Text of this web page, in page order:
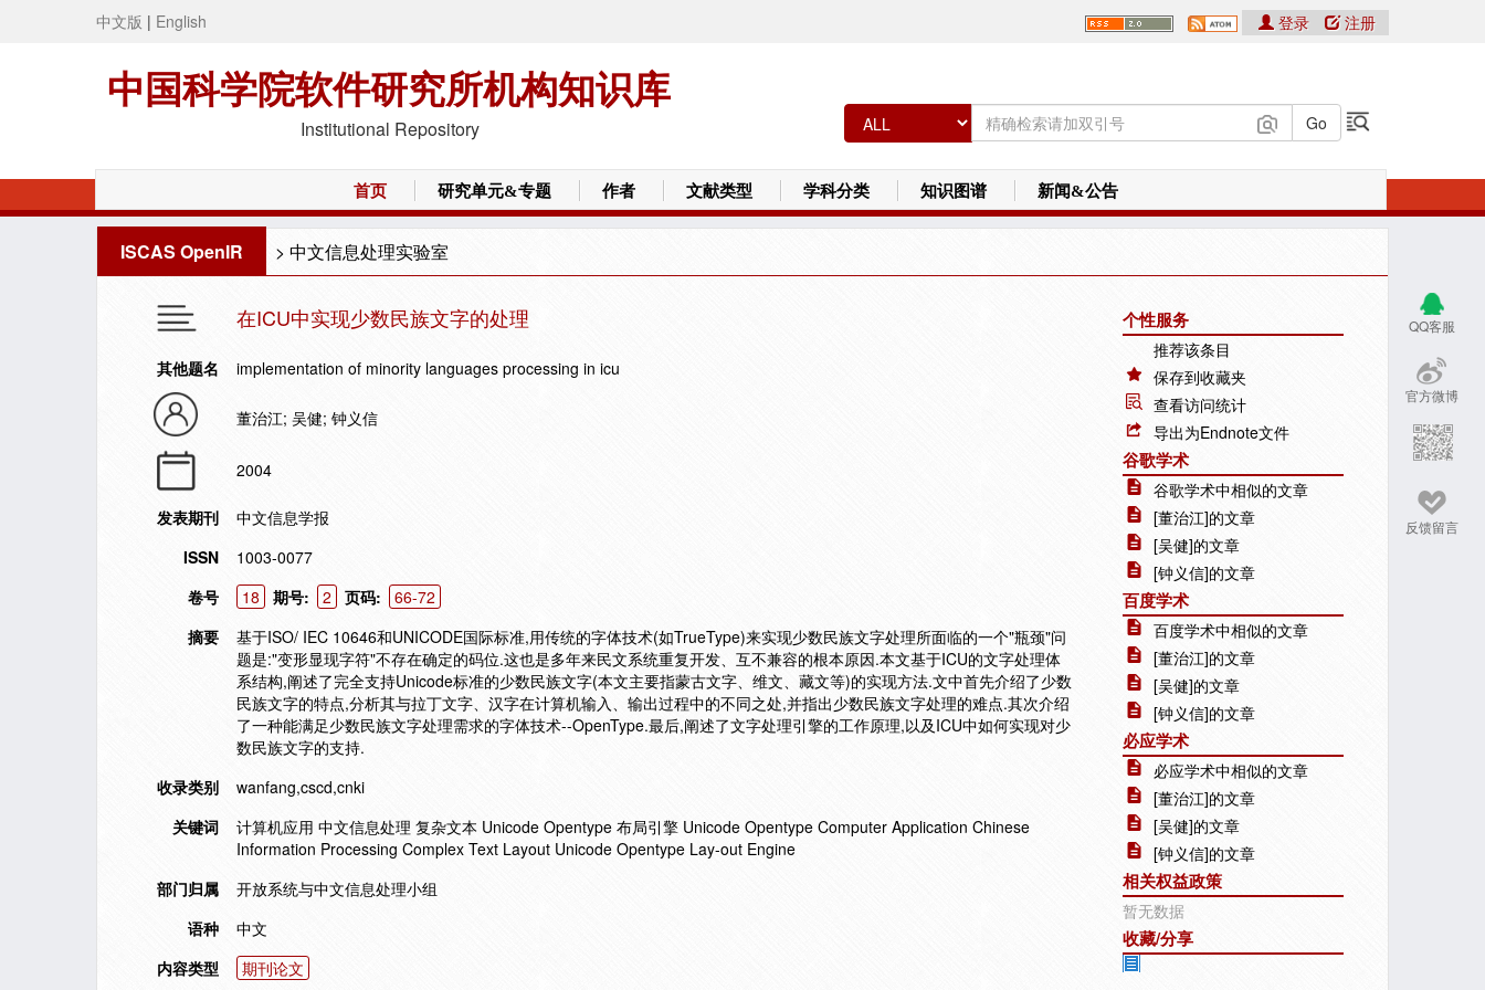
中文版 | English
中国科学院软件研究所机构知识库
Institutional Repository
登录 注册
首页 研究单元&专题 作者 文献类型 学科分类 知识图谱 新闻&公告
ISCAS OpenIR > 中文信息处理实验室
QQ客服
官方微博
反馈留言
在ICU中实现少数民族文字的处理
其他题名 implementation of minority languages processing in icu
董治江; 吴健; 钟义信
2004
发表期刊
中文信息学报
ISSN
1003-0077
卷号
18 期号: 2 页码:
66-72
摘要
基于ISO/ IEC 10646和UNICODE国际标准,用传统的字体技术(如TrueType)来实现少数民族文字处理所面临的一个"瓶颈"问
题是:"变形显现字符"不存在确定的码位.这也是多年来民文系统重复开发、互不兼容的根本原因.本文基于ICU的文字处理体
系结构,阐述了完全支持Unicode标准的少数民族文字(本文主要指蒙古文字、维文、藏文等)的实现方法.文中首先介绍了少数
民族文字的特点,分析其与拉丁文字、汉字在计算机输入、输出过程中的不同之处,并指出少数民族文字处理的难点.其次介绍
了一种能满足少数民族文字处理需求的字体技术--OpenType.最后,阐述了文字处理引擎的工作原理,以及ICU中如何实现对少
数民族文字的支持.
收录类别
wanfang,cscd,cnki
关键词
计算机应用 中文信息处理 复杂文本 Unicode Opentype 布局引擎 Unicode Opentype Computer Application Chinese
Information Processing Complex Text Layout Unicode Opentype Lay-out Engine
部门归属
开放系统与中文信息处理小组
语种
中文
内容类型
期刊论文
个性服务
推荐该条目
保存到收藏夹
查看访问统计
导出为Endnote文件
谷歌学术
谷歌学术中相似的文章
[董治江]的文章
[吴健]的文章
[钟义信]的文章
百度学术
百度学术中相似的文章
[董治江]的文章
[吴健]的文章
[钟义信]的文章
必应学术
必应学术中相似的文章
[董治江]的文章
[吴健]的文章
[钟义信]的文章
相关权益政策
暂无数据
收藏/分享